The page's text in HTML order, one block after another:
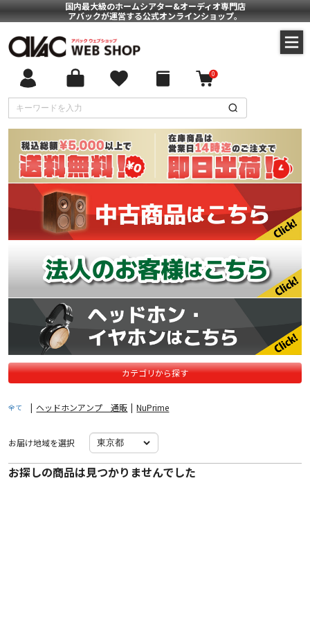
国内最大級のホームシアター&オーディオ専門店
アバックが運営する公式オンラインショップ。
0
カテゴリから探す
全て | ヘッドホンアンプ 通販 | NuPrime
お届け地域を選択
お探しの商品は見つかりませんでした